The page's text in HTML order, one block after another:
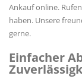
Ankauf online.
haben. Unsere
gerne.
Einfacher